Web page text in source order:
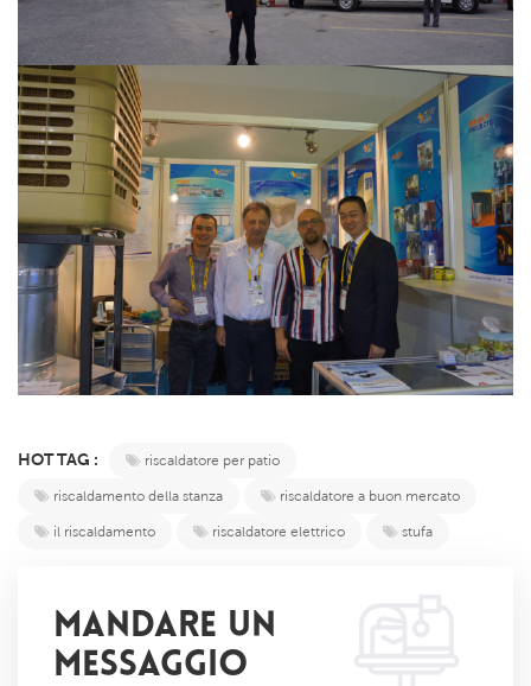
HOT TAG :
riscaldatore per patio
riscaldamento della stanza
riscaldatore a buon mercato
il riscaldamento
riscaldatore elettrico stufa
MANDARE UN
MESSAGGIO